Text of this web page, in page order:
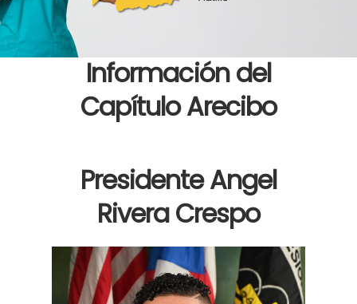
Información del
Capítulo Arecibo
Presidente Angel
Rivera Crespo